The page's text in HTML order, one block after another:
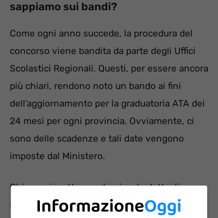
sappiamo sui bandi?
Come ogni anno succede, la procedura del
concorso viene bandita da parte degli Uffici
Scolastici Regionali. Questi, per essere ancora
più chiari, rendono noto un bando ai fini
dell’aggiornamento per la graduatoria ATA dei
24 mesi per ogni provincia. Ovviamente, ci
sono delle scadenze e tali date vengono
imposte dal Ministero.
Chi non rispetta questo piccolo dettaglio
sono la Regione dellaValle d’Aostae la